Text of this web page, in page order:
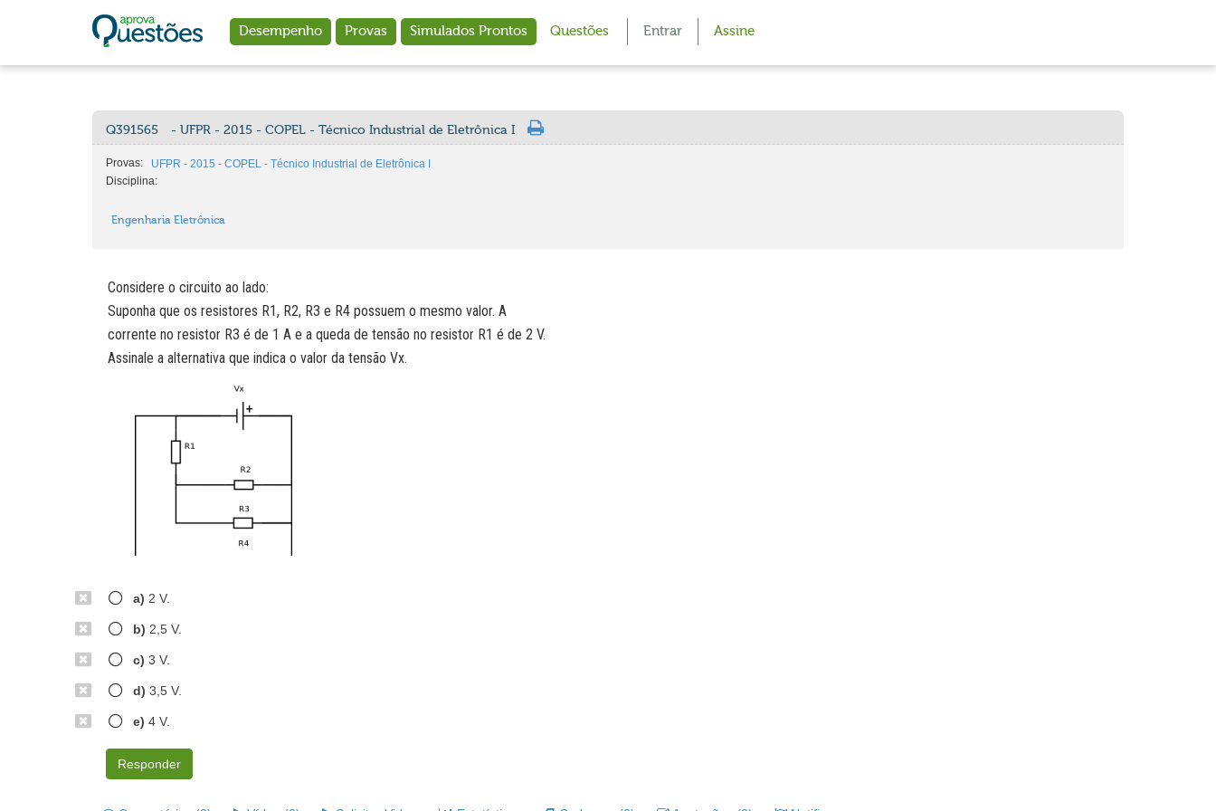
Desempenho Provas Simulados Prontos Questões Entrar Assine
Q391565 - UFPR - 2015 - COPEL - Técnico Industrial de Eletrônica I
Provas:
UFPR - 2015 - COPEL - Técnico Industrial de Eletrônica I
Disciplina:
Engenharia Eletrônica
Considere o circuito ao lado:
Suponha que os resistores R1, R2, R3 e R4 possuem o mesmo valor. A
corrente no resistor R3 é de 1 A e a queda de tensão no resistor R1 é de 2 V.
Assinale a alternativa que indica o valor da tensão Vx.
a) 2 V.
b) 2,5 V.
c) 3 V.
d) 3,5 V.
e) 4 V.
Responder